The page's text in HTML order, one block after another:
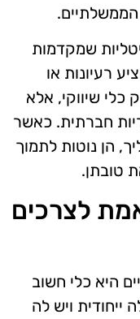
הממשלתיים.
שמקדמות
רעיונות או
כלי שיווקי, אלא
חברתית. כאשר
הן נוטות לתמוך
טובתן.
לצרכים
היא כלי חשוב
ייחודית ויש לה